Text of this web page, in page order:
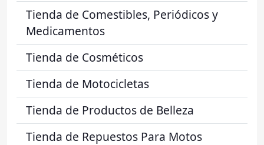
Tienda de Comestibles, Periódicos y
Medicamentos
Tienda de Cosméticos
Tienda de Motocicletas
Tienda de Productos de Belleza
Tienda de Repuestos Para Motos